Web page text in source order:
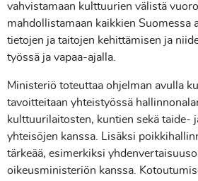
vahvistamaan kulttuurien välistä
mahdollistamaan kaikkien Suomessa
tietojen ja taitojen kehittämisen ja
työssä ja vapaa-ajalla.
Ministeriö toteuttaa ohjelman avulla
tavoitteitaan yhteistyössä
kulttuurilaitosten, kuntien sekä taide-
yhteisöjen kanssa. Lisäksi
tärkeää, esimerkiksi
oikeusministeriön kanssa.